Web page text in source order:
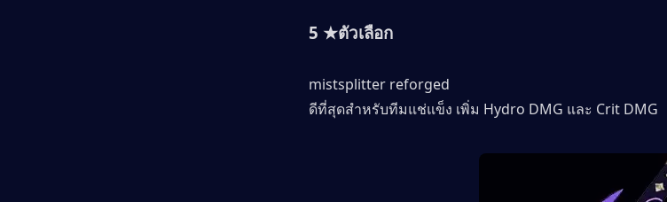
5 ★ตัวเลือก
mistsplitter reforged
ดีที่สุดสำหรับทีมแช่แข็ง เพิ่ม Hydro DMG และ Crit DMG